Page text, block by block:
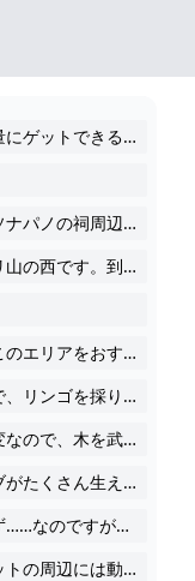
料理に欠かせない素材を大量にゲットできる、ソナパノの祠周辺エリアをご紹介。リンゴやハーブ、お肉がたっぷり手に入るうえに時間をおけば復活します。 文信濃川あずき 公開日時 2023年05月24日(水) 18:10 最終更新 2023年10月07日(土) 03:04 5月12日（金）に発売されたNintendo Switch向けソフト『ゼルダの伝説 ティアーズ オブ ザ キングダム（ティアキン）』のゼルダ大好きライター“信濃川あずき”によるプレイ日記をお届けします。
おすすめの食材エリアは、ソナパノの祠周辺です。なにはともあれ、ソナパノの祠を目指してください。
ソナパノの祠の場所はサトリ山の西です。到着するまでは、さほど困難はないと思います。
祠の周囲を見回せば、なぜこのエリアをおすすめしているのかわかっていただけるはず。見事なリンゴ園です！
ポーチがパンパンになるまで、リンゴを採りまくってください。
いちいち木にのぼるのは大変なので、木を武器で叩くなどしてリンゴを落とすことになると思います。どの武器で採るのが効率的かいろいろ試しましたが、結局斧のため攻撃で木を切り倒してしまうのがいちばん早くて楽でした。薪も手に入るのでおすすめ！ 序盤から終盤まで使えるハンマー・斧・矢の便利な補充場所【ゼルダ ティアーズ オブ ザ キングダム日記＃39】
リンゴ園の近くには、ハーブがたくさん生えているエリアもあります。ここではゴーゴーニンジン、ハイラル草、ポカポカハーブ、ヨロイソウ、ツルギソウ、ビリビリハーブ、しのび草、ついでに木からトリのタマゴがゲットできました。 さらに、水場には肉の元……動物たちが集まっています。
ここで肉もゲットできるはず……なのですが、筆者はこの平和な光景をどうしても壊せず、いまだこの場所で肉が獲れずにいます。こんな光景、守りたくなっちゃうじゃないですか……。
水場に限らず、リンゴスポットの周辺には動物が多め。果物、野菜やハーブ、そして動物性たんぱく質までまとめて手に入るエリアなんです。 なお、このエリアのリンゴやハーブは一定時間で復活します。しばらく別の場所を冒険して、ふと思い出したタイミングで戻ればまた食材が手に入りますよ。